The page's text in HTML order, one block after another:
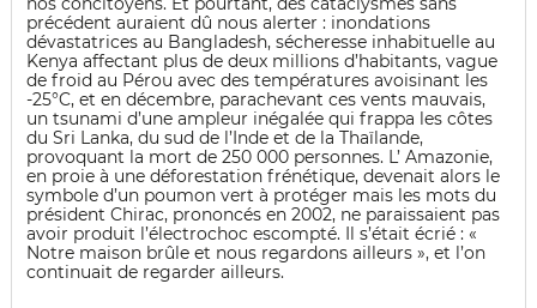
précédent auraient dû nous alerter : inondations
dévastatrices au Bangladesh, sécheresse inhabituelle au
Kenya affectant plus de deux millions d’habitants, vague
de froid au Pérou avec des températures avoisinant les
-25°C, et en décembre, parachevant ces vents mauvais,
un tsunami d’une ampleur inégalée qui frappa les côtes
du Sri Lanka, du sud de l’Inde et de la Thaïlande,
provoquant la mort de 250 000 personnes. L’ Amazonie,
en proie à une déforestation frénétique, devenait alors le
symbole d’un poumon vert à protéger mais les mots du
président Chirac, prononcés en 2002, ne paraissaient pas
avoir produit l’électrochoc escompté. Il s’était écrié : «
Notre maison brûle et nous regardons ailleurs », et l’on
continuait de regarder ailleurs.